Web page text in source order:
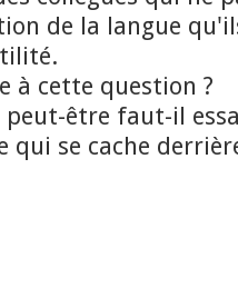
de la langue
à cette question ?
être faut-il
qui se cache